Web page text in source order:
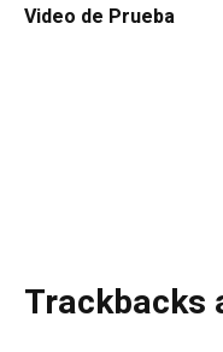
Video de Prueba
Trackbacks